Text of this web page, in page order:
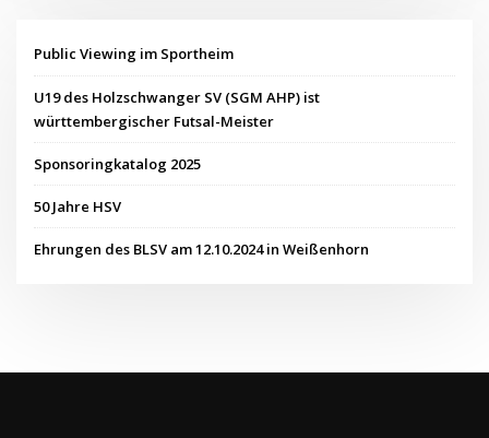
Public Viewing im Sportheim
U19 des Holzschwanger SV (SGM AHP) ist
württembergischer Futsal-Meister
Sponsoringkatalog 2025
50 Jahre HSV
Ehrungen des BLSV am 12.10.2024 in Weißenhorn